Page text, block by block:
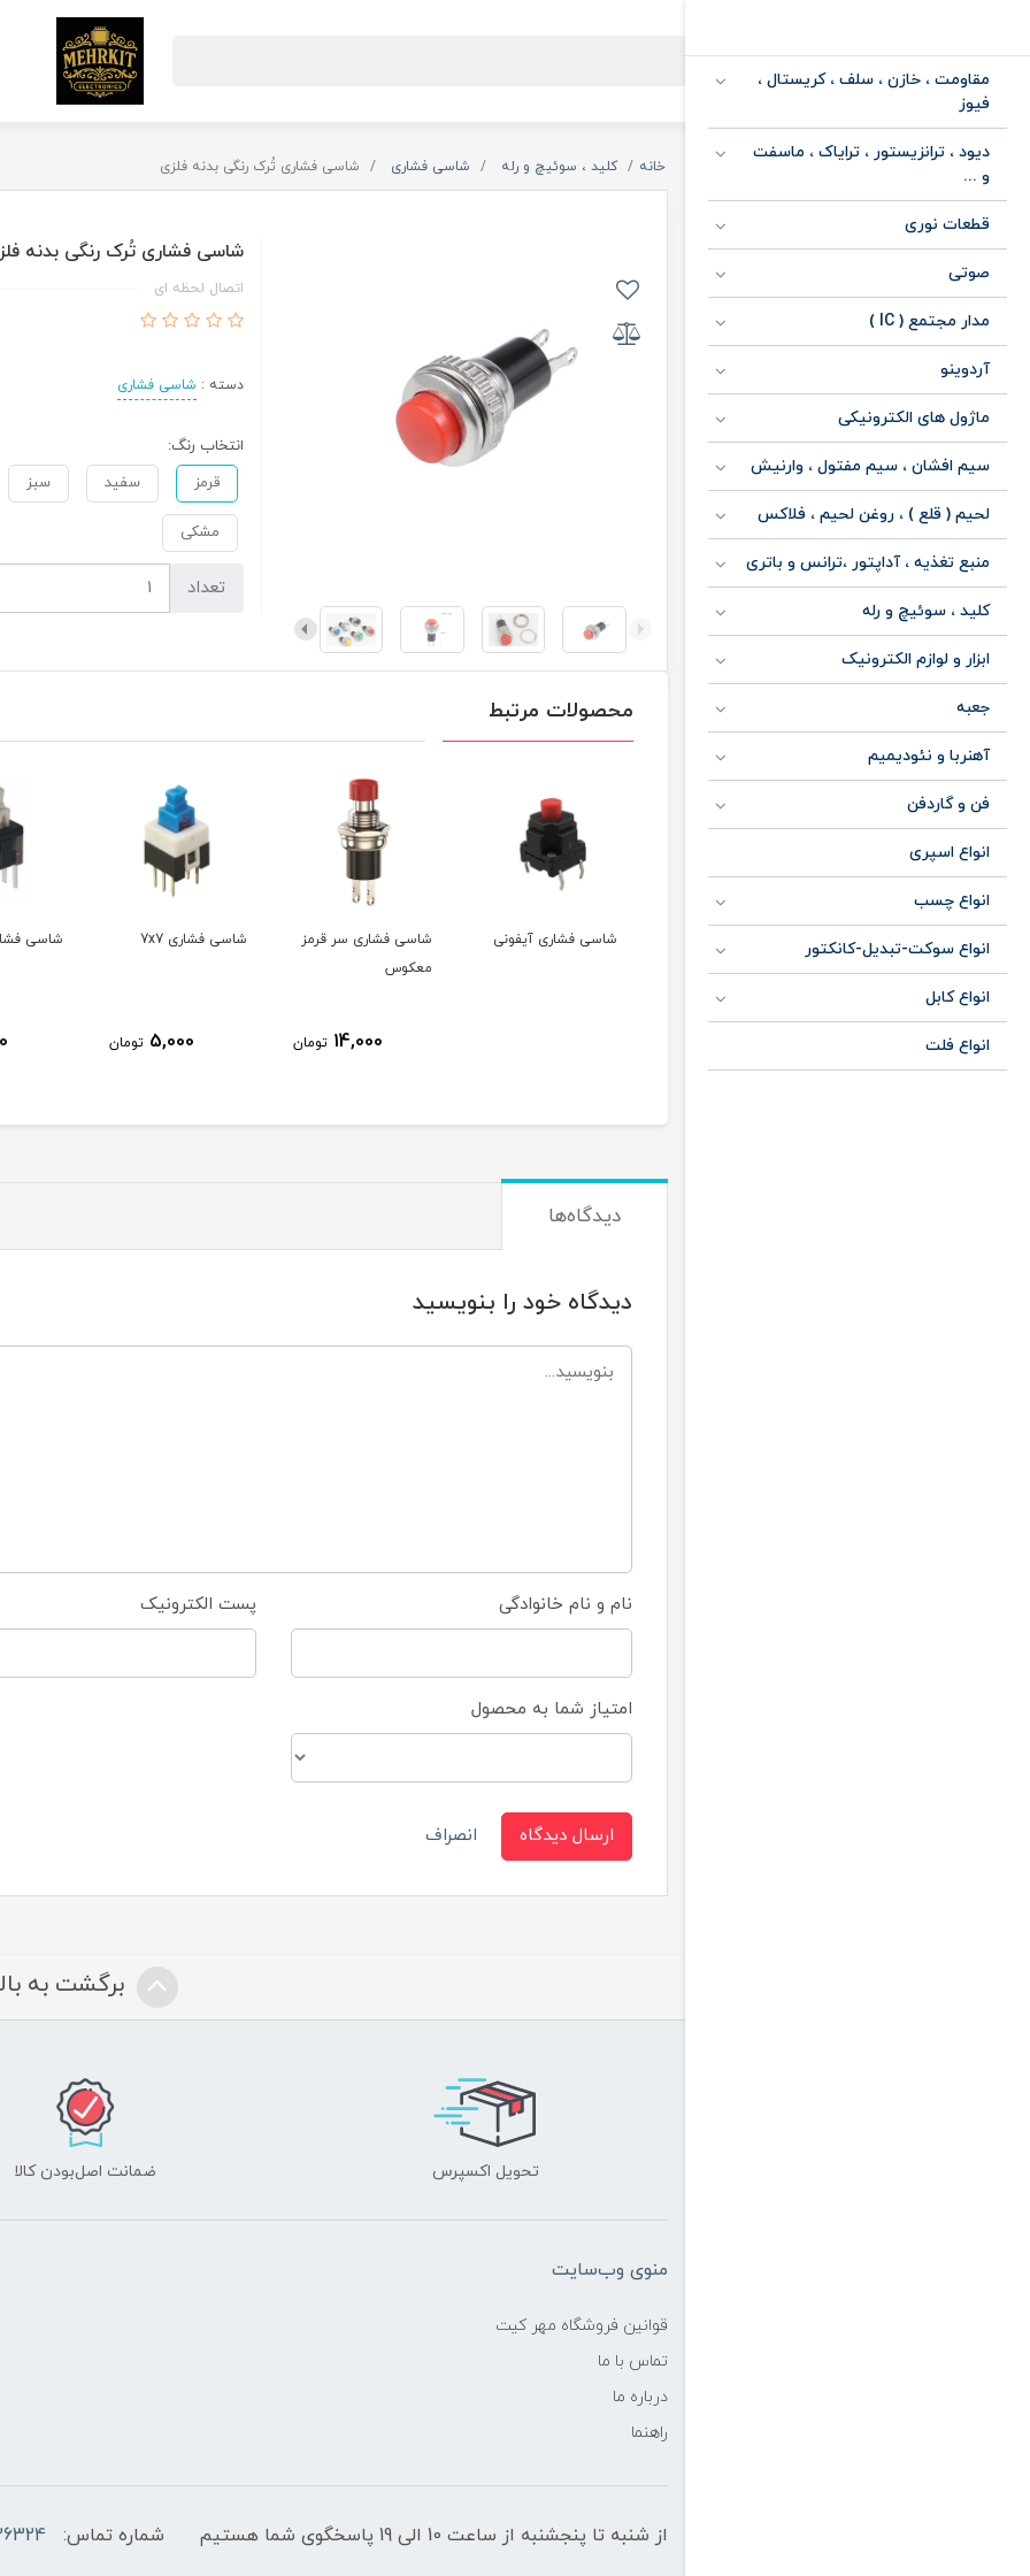
مقاومت ، خازن ، سلف ، کریستال ،
فیوز
دیود ، ترانزیستور ، ترایاک ، ماسفت
و ...
قطعات نوری
صوتی
مدار مجتمع ( IC )
آردوینو
ماژول های الکترونیکی
سیم افشان ، سیم مفتول ، وارنیش
لحیم ( قلع ) ، روغن لحیم ، فلاکس
منبع تغذیه ، آداپتور ،ترانس و باتری
کلید ، سوئیچ و رله
ابزار و لوازم الکترونیک
جعبه
آهنربا و نئودیمیم
فن و گاردفن
انواع اسپری
انواع چسب
انواع سوکت-تبدیل-کانکتور
انواع کابل
انواع فلت
خانه کلید ، سوئیچ و رله شاسی فشاری شاسی فشاری تُرک رنگی بدنه فلزی
شاسی فشاری تُرک رنگی بدنه
اتصال لحظه ای
دسته : شاسی فشاری
انتخاب رنگ:
قرمز
سفید سبز
مشکی
تعداد
محصولات مرتبط
شاسی 2 طرف استارتی
شاسی استارتی دو
حالته ژاپنی باکالیتی 16
شاسی فشاری آیفونی
شاسی فشاری سر قرمز
معکوس
14,000 تومان
شاسی فشاری 7x7
5,000 تومان
شاسی فشاری 6x6
8,000
دیدگاه‌ها
دیدگاه خود را بنویسید
نام و نام خانوادگی پست الکترونیک
امتیاز شما به محصول
ارسال دیدگاه انصراف
برگشت به
تحویل اکسپرس ضمانت اصل‌بودن کالا
منوی وب‌سایت
قوانین فروشگاه مهر کیت
تماس با ما
درباره ما
راهنما
از شنبه تا پنجشنبه از ساعت 10 الی 19 پاسخگوی شما هستیم شماره تماس: